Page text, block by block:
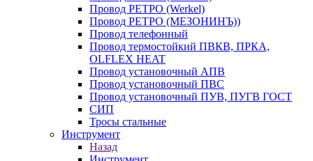
Провод РЕТРО (Werkel)
Провод РЕТРО (МЕЗОНИНЪ))
Провод телефонный
Провод термостойкий ПВКВ, ПРКА,
OLFLEX HEAT
Провод установочный АПВ
Провод установочный ПВС
Провод установочный ПУВ, ПУГВ ГОСТ
СИП
Тросы стальные
Инструмент
Назад